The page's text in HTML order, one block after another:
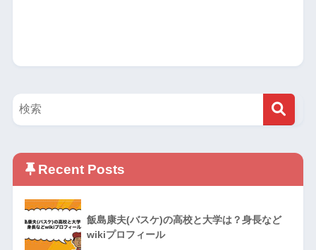
Recent Posts
飯島康夫(バスケ)の高校と大学は？身長など
wikiプロフィール